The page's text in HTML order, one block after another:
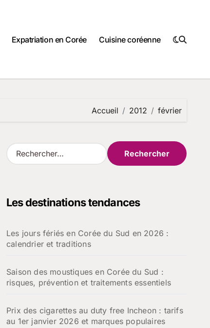
Expatriation en Corée Cuisine coréenne
Accueil 2012 février
R
e
r
e
r
Les destinations tendances
Les jours fériés en Corée du Sud en 2026 :
calendrier et traditions
Saison des moustiques en Corée du Sud :
risques, prévention et traitements essentiels
Prix des cigarettes au duty free Incheon : tarifs
au 1er janvier 2026 et marques populaires